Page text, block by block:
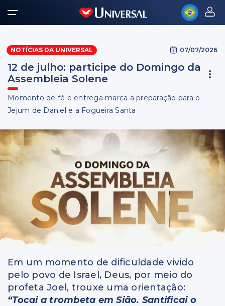
NOTÍCIAS DA UNIVERSAL 07/07/2026
12 de julho: participe do Domingo da
Assembleia Solene
Momento de fé e entrega marca a preparação para o
Jejum de Daniel e a Fogueira Santa
Em um momento de dificuldade vivido
pelo povo de Israel, Deus, por meio do
profeta Joel, trouxe uma orientação:
“Tocai a trombeta em Sião. Santificai o